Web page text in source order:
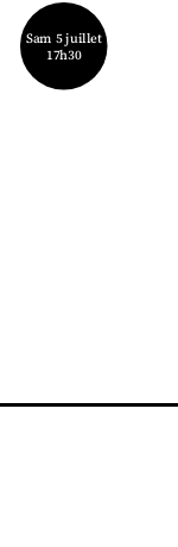
Sam 5 juillet
17h30